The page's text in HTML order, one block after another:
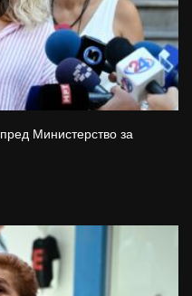
Министерство за